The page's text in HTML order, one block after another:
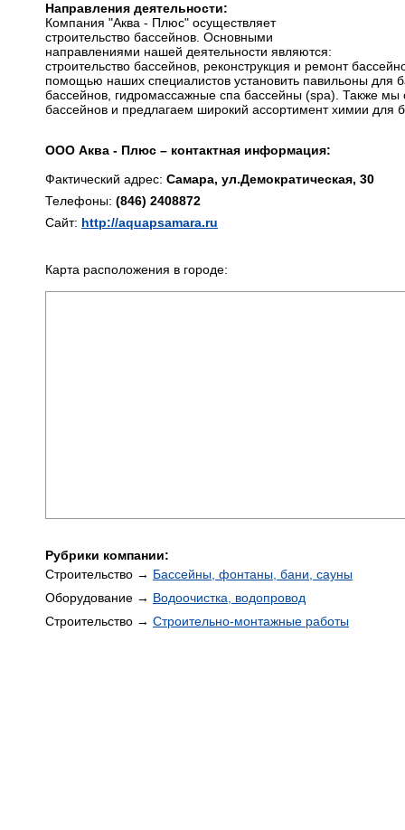
Направления деятельности:
Компания "Аква - Плюс" осуществляет
строительство бассейнов. Основными
направлениями нашей деятельности являются:
строительство бассейнов, реконструкция и ремонт
помощью наших специалистов установить павильоны для
бассейнов, гидромассажные спа бассейны (spa). Также
бассейнов и предлагаем широкий ассортимент химии для
ООО Аква - Плюс – контактная информация:
Фактический адрес: Самара, ул.Демократическая, 30
Телефоны: (846) 2408872
Сайт: http://aquapsamara.ru
Карта расположения в городе:
Рубрики компании:
Строительство → Бассейны, фонтаны, бани, сауны
Оборудование → Водоочистка, водопровод
Строительство → Строительно-монтажные работы